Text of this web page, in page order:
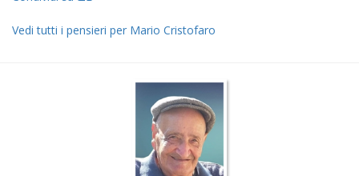
Vedi tutti i pensieri per Mario Cristofaro